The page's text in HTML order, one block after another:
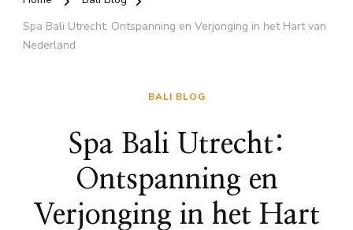
Spa Bali Utrecht: Ontspanning en Verjonging in het Hart van
Nederland
BALI BLOG
Spa Bali Utrecht:
Ontspanning en
Verjonging in het Hart